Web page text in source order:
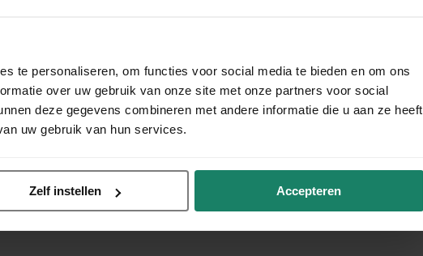
te personaliseren, om functies voor social media te bieden en om ons
over uw gebruik van onze site met onze partners voor social
deze gegevens combineren met andere informatie die u aan ze heeft
uw gebruik van hun services.
Zelf instellen Accepteren